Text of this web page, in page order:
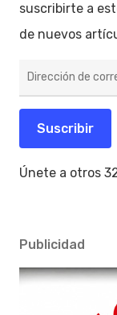
suscribirte a
de nuevos
de
electrónico
Suscribir
Únete a otros
Publicidad